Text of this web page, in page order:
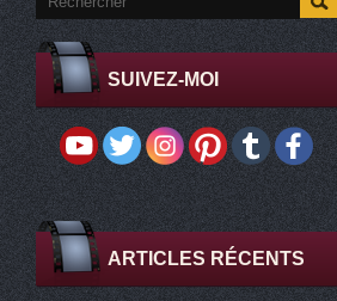
SUIVEZ-MOI
ARTICLES RÉCENTS